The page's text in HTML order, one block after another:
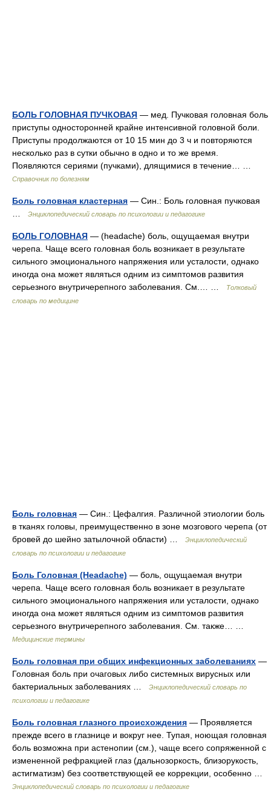
БОЛЬ ГОЛОВНАЯ ПУЧКОВАЯ — мед. Пучковая головная боль
приступы односторонней крайне интенсивной головной боли.
Приступы продолжаются от 10 15 мин до 3 ч и повторяются
несколько раз в сутки обычно в одно и то же время.
Появляются сериями (пучками), длящимися в течение… …
Справочник по болезням
Боль головная кластерная — Син.: Боль головная пучковая
Энциклопедический словарь по психологии и педагогике
БОЛЬ ГОЛОВНАЯ — (headache) боль, ощущаемая внутри
черепа. Чаще всего головная боль возникает в результате
сильного эмоционального напряжения или усталости, однако
иногда она может являться одним из симптомов развития
серьезного внутричерепного заболевания. См.… …
Толковый
словарь по медицине
Боль головная — Син.: Цефалгия. Различной этиологии боль
в тканях головы, преимущественно в зоне мозгового черепа (от
бровей до шейно затылочной области) …
Энциклопедический
словарь по психологии и педагогике
Боль Головная (Headache) — боль, ощущаемая внутри
черепа. Чаще всего головная боль возникает в результате
сильного эмоционального напряжения или усталости, однако
иногда она может являться одним из симптомов развития
серьезного внутричерепного заболевания. См. также… …
Медицинские термины
Боль головная при общих инфекционных заболеваниях —
Головная боль при очаговых либо системных вирусных или
бактериальных заболеваниях …
Энциклопедический словарь по
психологии и педагогике
Боль головная глазного происхождения — Проявляется
прежде всего в глазнице и вокруг нее. Тупая, ноющая головная
боль возможна при астенопии (см.), чаще всего сопряженной с
измененной рефракцией глаз (дальнозоркость, близорукость,
астигматизм) без соответствующей ее коррекции, особенно …
Энциклопедический словарь по психологии и педагогике